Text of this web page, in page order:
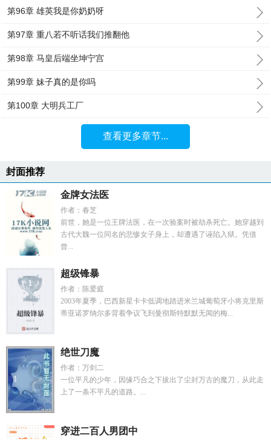
第96章 雄英我是你奶奶呀
第97章 重八若不听话我们推翻他
第98章 马皇后端坐坤宁宫
第99章 妹子真的是你吗
第100章 大明兵工厂
查看更多章节...
封面推荐
金牌女法医
作者：春芝
前世，她是一位王牌法医，在一次验案时被劫杀死亡。她穿越到
古代大魏一位同名的悲惨女子身上，却遭遇了诬陷入狱。凭借
曾...
超级锋暴
作者：陈爱庭
2003年夏季，巴西新星卡卡低调地踏进米兰城葡萄牙小将克里斯
蒂亚诺罗纳尔多背着争议飞到曼彻斯特默默无闻的梅...
绝世刀魔
作者：万剑二
一位平凡的少年，因缘巧合之下拔出了尘封万古的魔刀，从此走
上了一条不平凡的道路。...
穿进二百人男团中